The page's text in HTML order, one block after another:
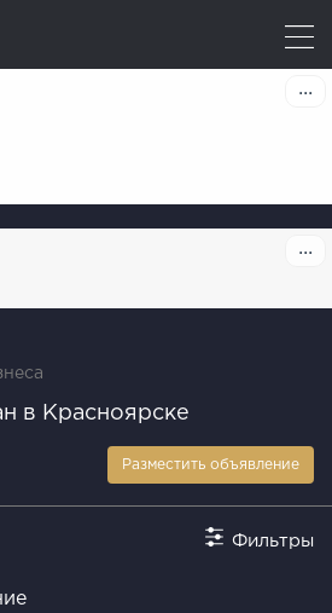
в Красноярске
Разместить объявление
Фильтры